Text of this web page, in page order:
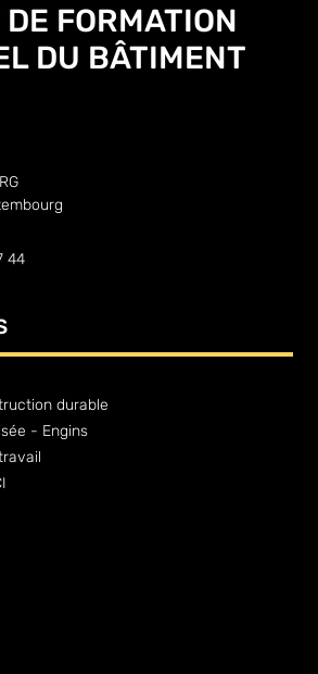
FORMATION
DU BÂTIMENT
44
durable
- Engins